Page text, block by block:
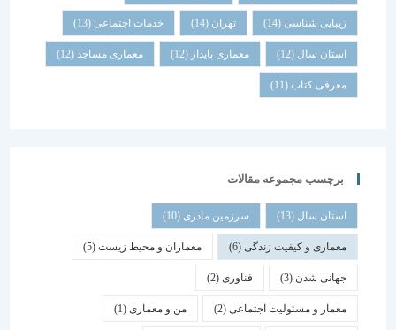
زیبایی شناسی (14) تهران خدمات اجتماعی (13)
استان سال(12) معماری پایدار (12) معماری مساجد(12)
معرفی کتاب(11)
برچسب مجموعه مقالات
استان سال(13) سرزمین مادری(10)
معماری و کیفیت زندگی(6) معماران و محیط زیست(5)
جهانی شدن(3) فناوری (2)
معمار و مسئولیت اجتماعی (2) من و معماری (1)